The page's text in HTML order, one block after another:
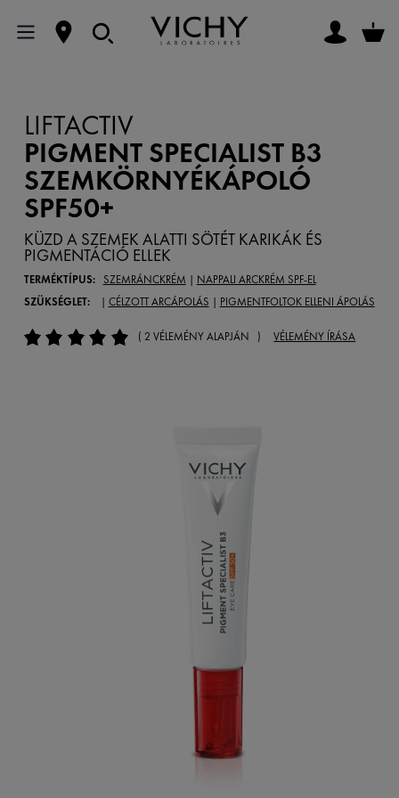
LIFTACTIV
PIGMENT SPECIALIST B3
SZEMKÖRNYÉKÁPOLÓ
SPF50+
KÜZD A SZEMEK ALATTI SÖTÉT KARIKÁK ÉS
PIGMENTÁCIÓ ELLEK
TERMÉKTÍPUS: SZEMRÁNCKRÉM | NAPPALI ARCKRÉM SPF-EL
SZÜKSÉGLET:
| CÉLZOTT ARCÁPOLÁS | PIGMENTFOLTOK ELLENI ÁPOLÁS
( 2 VÉLEMÉNY ALAPJÁN ) VÉLEMÉNY ÍRÁSA